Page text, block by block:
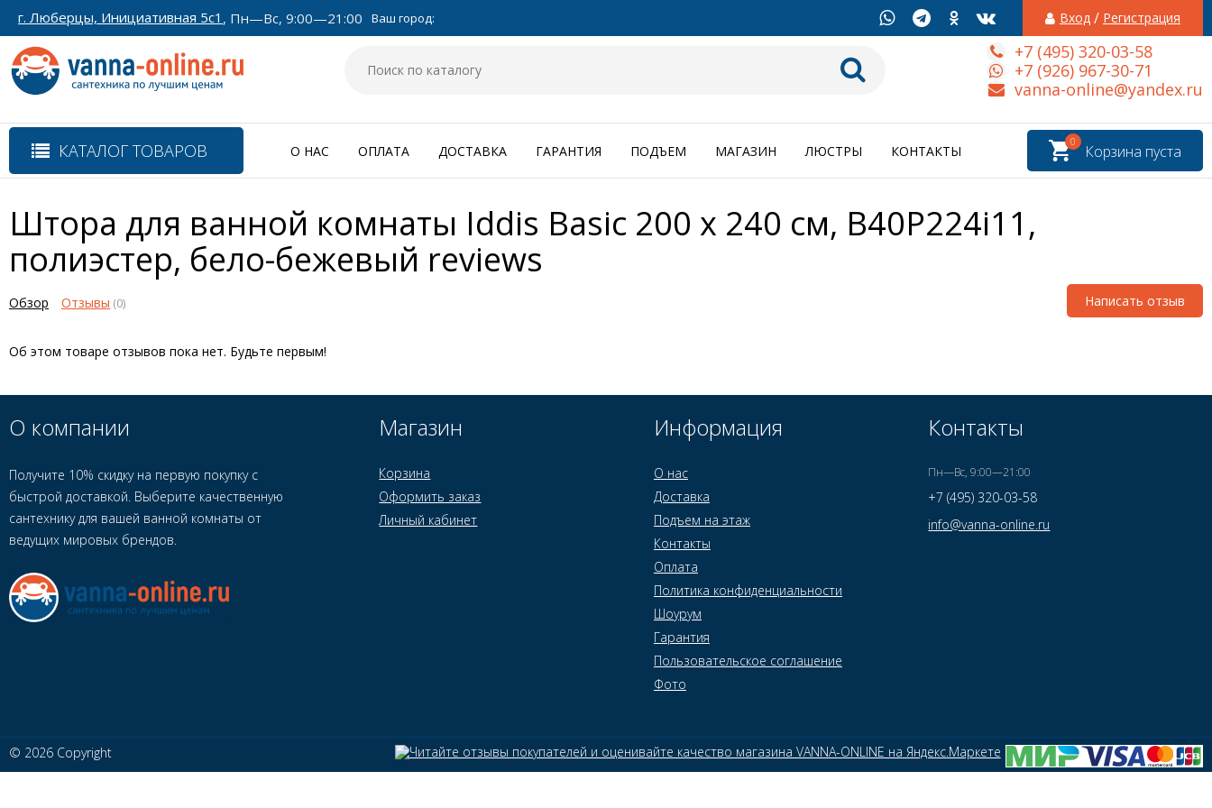
г. Люберцы, Инициативная 5с1 , Пн—Вс, 9:00—21:00 Ваш город: Вход / Регистрация
+7 (495) 320-03-58
+7 (926) 967-30-71
vanna-online@yandex.ru
КАТАЛОГ ТОВАРОВ Корзина пуста
0
О НАС ОПЛАТА ДОСТАВКА ГАРАНТИЯ ПОДЪЕМ МАГАЗИН ЛЮСТРЫ КОНТАКТЫ
Штора для ванной комнаты Iddis Basic 200 x 240 см, B40P224i11,
полиэстер, бело-бежевый reviews
Обзор Отзывы (0) Написать отзыв
Об этом товаре отзывов пока нет. Будьте первым!
О компании
Получите 10% скидку на первую покупку с
быстрой доставкой. Выберите качественную
сантехнику для вашей ванной комнаты от
ведущих мировых брендов.
Магазин
Корзина
Оформить заказ
Личный кабинет
Информация
О нас
Доставка
Подъем на этаж
Контакты
Оплата
Политика конфиденциальности
Шоурум
Гарантия
Пользовательское соглашение
Фото
Контакты
Пн—Вс, 9:00—21:00
+7 (495) 320-03-58
info@vanna-online.ru
© 2026 Copyright